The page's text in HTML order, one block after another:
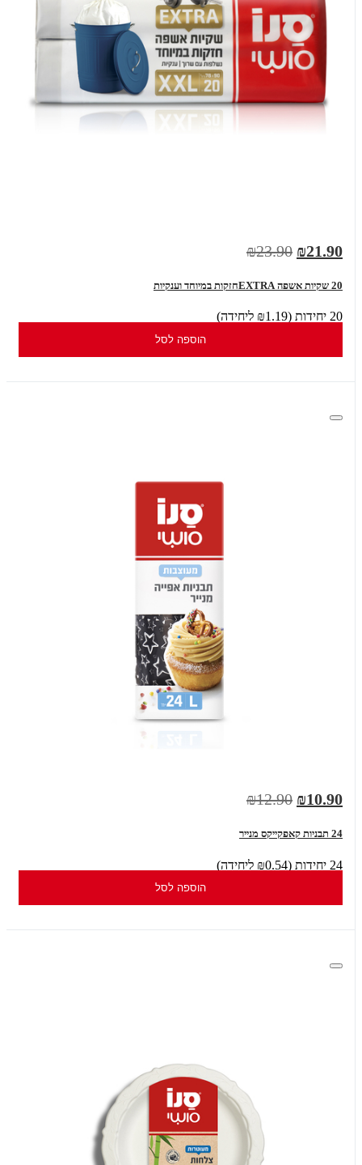
₪21.90
₪23.90
20 שקיות אשפה EXTRAחזקות במיוחד וענקיות
20 יחידות (₪1.19 ליחידה)
הוספה לסל
₪10.90
₪12.90
24 תבניות קאפקייקס מנייר
24 יחידות (₪0.54 ליחידה)
הוספה לסל